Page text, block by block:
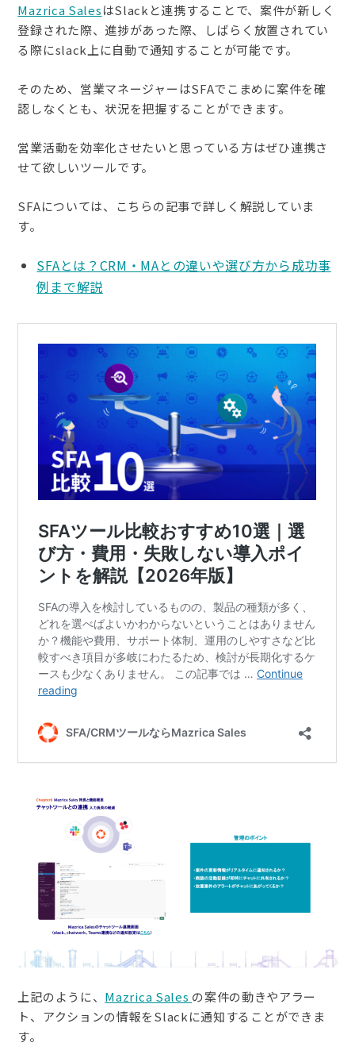
Mazrica SalesはSlackと連携することで、案件が新しく
登録された際、進捗があった際、しばらく放置されてい
る際にslack上に自動で通知することが可能です。
そのため、営業マネージャーはSFAでこまめに案件を確
認しなくとも、状況を把握することができます。
営業活動を効率化させたいと思っている方はぜひ連携さ
せて欲しいツールです。
SFAについては、こちらの記事で詳しく解説していま
す。
SFAとは？CRM・MAとの違いや選び方から成功事
例まで解説
上記のように、 Mazrica Sales の案件の動きやアラー
ト、アクションの情報をSlackに通知することができま
す。